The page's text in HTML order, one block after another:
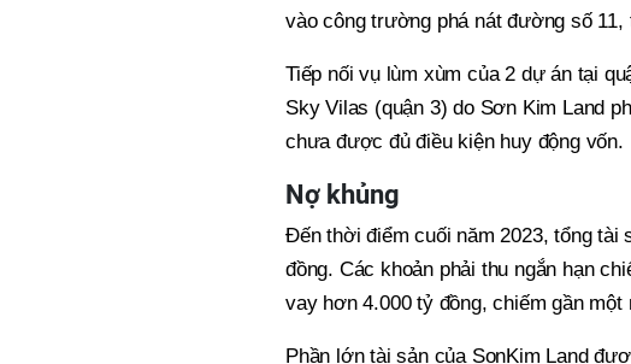
vào công trường phá nát đường số
Tiếp nối vụ lùm xùm của 2 dự án tại
Sky Vilas (quận 3) do Sơn Kim Land
chưa được đủ điều kiện huy động vốn.
Nợ khủng
Đến thời điểm cuối năm 2023, tổng tài
đồng. Các khoản phải thu ngắn hạn
vay hơn 4.000 tỷ đồng, chiếm gần một
Phần lớn tài sản của SonKim Land